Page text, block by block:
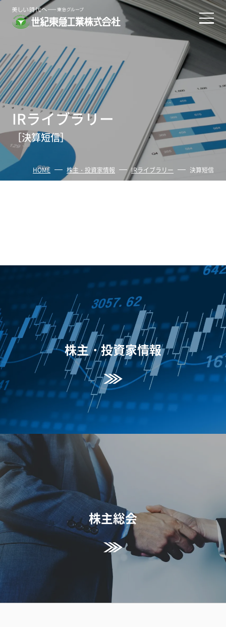
IRライブラリー
［決算短信］
HOME 株主・投資家情報 IRライブラリー 決算短信
株主・投資家情報
株主総会